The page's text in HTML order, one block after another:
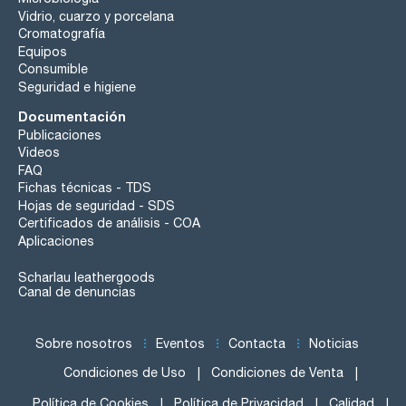
Vidrio, cuarzo y porcelana
Cromatografía
Equipos
Consumible
Seguridad e higiene
Documentación
Publicaciones
Videos
FAQ
Fichas técnicas - TDS
Hojas de seguridad - SDS
Certificados de análisis - COA
Aplicaciones
Scharlau leathergoods
Canal de denuncias
Sobre nosotros Eventos Contacta Noticias
Condiciones de Uso Condiciones de Venta